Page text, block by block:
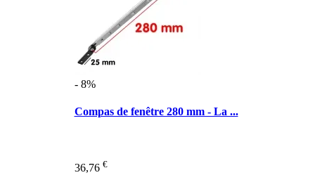
- 8%
Compas de fenêtre 280 mm - La ...
36,76 €